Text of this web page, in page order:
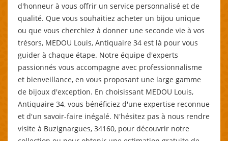
d'honneur à vous offrir un service personnalisé et de
qualité. Que vous souhaitiez acheter un bijou unique
ou que vous cherchiez à donner une seconde vie à vos
trésors, MEDOU Louis, Antiquaire 34 est là pour vous
guider à chaque étape. Notre équipe d'experts
passionnés vous accompagne avec professionnalisme
et bienveillance, en vous proposant une large gamme
de bijoux d'exception. En choisissant MEDOU Louis,
Antiquaire 34, vous bénéficiez d'une expertise reconnue
et d'un savoir-faire inégalé. N'hésitez pas à nous rendre
visite à Buzignargues, 34160, pour découvrir notre